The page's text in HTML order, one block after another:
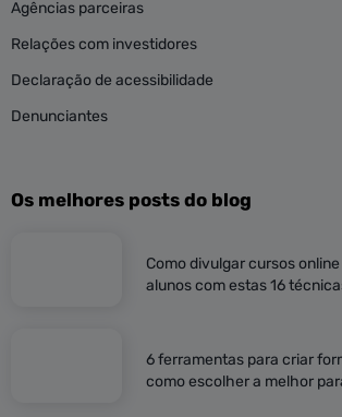
Agências parceiras
Relações com investidores
Declaração de acessibilidade
Denunciantes
Os melhores posts do blog
Como divulgar cursos
alunos com estas 16
6 ferramentas para criar
como escolher a melhor